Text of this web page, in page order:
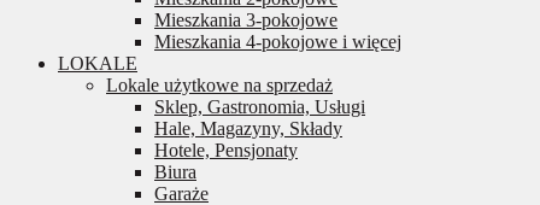
Mieszkania 3-pokojowe
Mieszkania 4-pokojowe i więcej
LOKALE
Lokale użytkowe na sprzedaż
Sklep, Gastronomia, Usługi
Hale, Magazyny, Składy
Hotele, Pensjonaty
Biura
Garaże